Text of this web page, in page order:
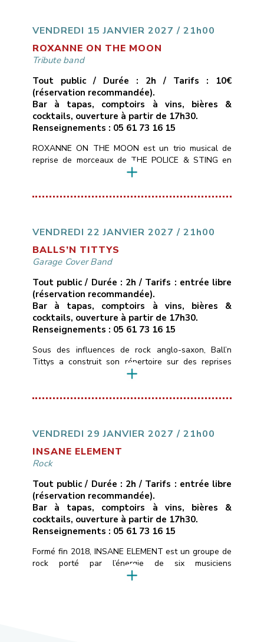
VENDREDI 15 JANVIER 2027 / 21h00
ROXANNE ON THE MOON
Tribute band
Tout public / Durée : 2h / Tarifs : 10€
(réservation recommandée).
Bar à tapas, comptoirs à vins, bières &
cocktails, ouverture à partir de 17h30.
Renseignements : 05 61 73 16 15
ROXANNE ON THE MOON est un trio musical de
reprise de morceaux de THE POLICE & STING en
mode chant/guitare, basse, batterie.Tous les styles
MUSIQUE DU MONDE, REGGAE, BLUES pour 2h30
15 janvier 2027
21H00 10€ avec […]
VENDREDI 22 JANVIER 2027 / 21h00
BALLS’N TITTYS
Garage Cover Band
Tout public / Durée : 2h / Tarifs : entrée libre
(réservation recommandée).
Bar à tapas, comptoirs à vins, bières &
cocktails, ouverture à partir de 17h30.
Renseignements : 05 61 73 16 15
Sous des influences de rock anglo-saxon, Ball’n
Tittys a construit son répertoire sur des reprises
atypiques, quelques classiques, des trouvailles de
blues rock de garagiste qui sent la poussière et le
Marins d’Eau Douce – Ramonville
05 […]
VENDREDI 29 JANVIER 2027 / 21h00
INSANE ELEMENT
Rock
Tout public / Durée : 2h / Tarifs : entrée libre
(réservation recommandée).
Bar à tapas, comptoirs à vins, bières &
cocktails, ouverture à partir de 17h30.
Renseignements : 05 61 73 16 15
Formé fin 2018, INSANE ELEMENT est un groupe de
rock porté par l’énergie de six musiciens
expérimentés.Puisant leurs racines auprès d’artistes